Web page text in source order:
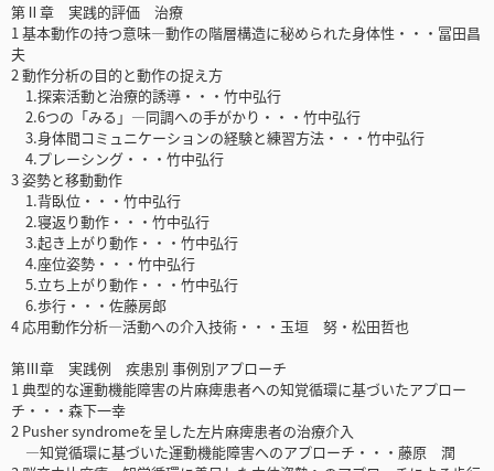
第Ⅱ章 実践的評価 治療
1 基本動作の持つ意味―動作の階層構造に秘められた身体性・・・冨田昌
夫
2 動作分析の目的と動作の捉え方
1.探索活動と治療的誘導・・・竹中弘行
2.6つの「みる」―同調への手がかり・・・竹中弘行
3.身体間コミュニケーションの経験と練習方法・・・竹中弘行
4.プレーシング・・・竹中弘行
3 姿勢と移動動作
1.背臥位・・・竹中弘行
2.寝返り動作・・・竹中弘行
3.起き上がり動作・・・竹中弘行
4.座位姿勢・・・竹中弘行
5.立ち上がり動作・・・竹中弘行
6.歩行・・・佐藤房郎
4 応用動作分析―活動への介入技術・・・玉垣 努・松田哲也
第Ⅲ章 実践例 疾患別 事例別アプローチ
1 典型的な運動機能障害の片麻痺患者への知覚循環に基づいたアプロー
チ・・・森下一幸
2 Pusher syndromeを呈した左片麻痺患者の治療介入
―知覚循環に基づいた運動機能障害へのアプローチ・・・藤原 潤